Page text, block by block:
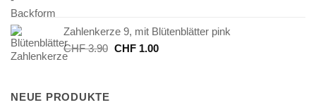
CHF 38.00CHF 19.00.
Zahlenkerze 9, mit Blütenblätter pink
CHF3.90 Ursprünglicher
CHF1.00Aktueller
NEUE PRODUKTE